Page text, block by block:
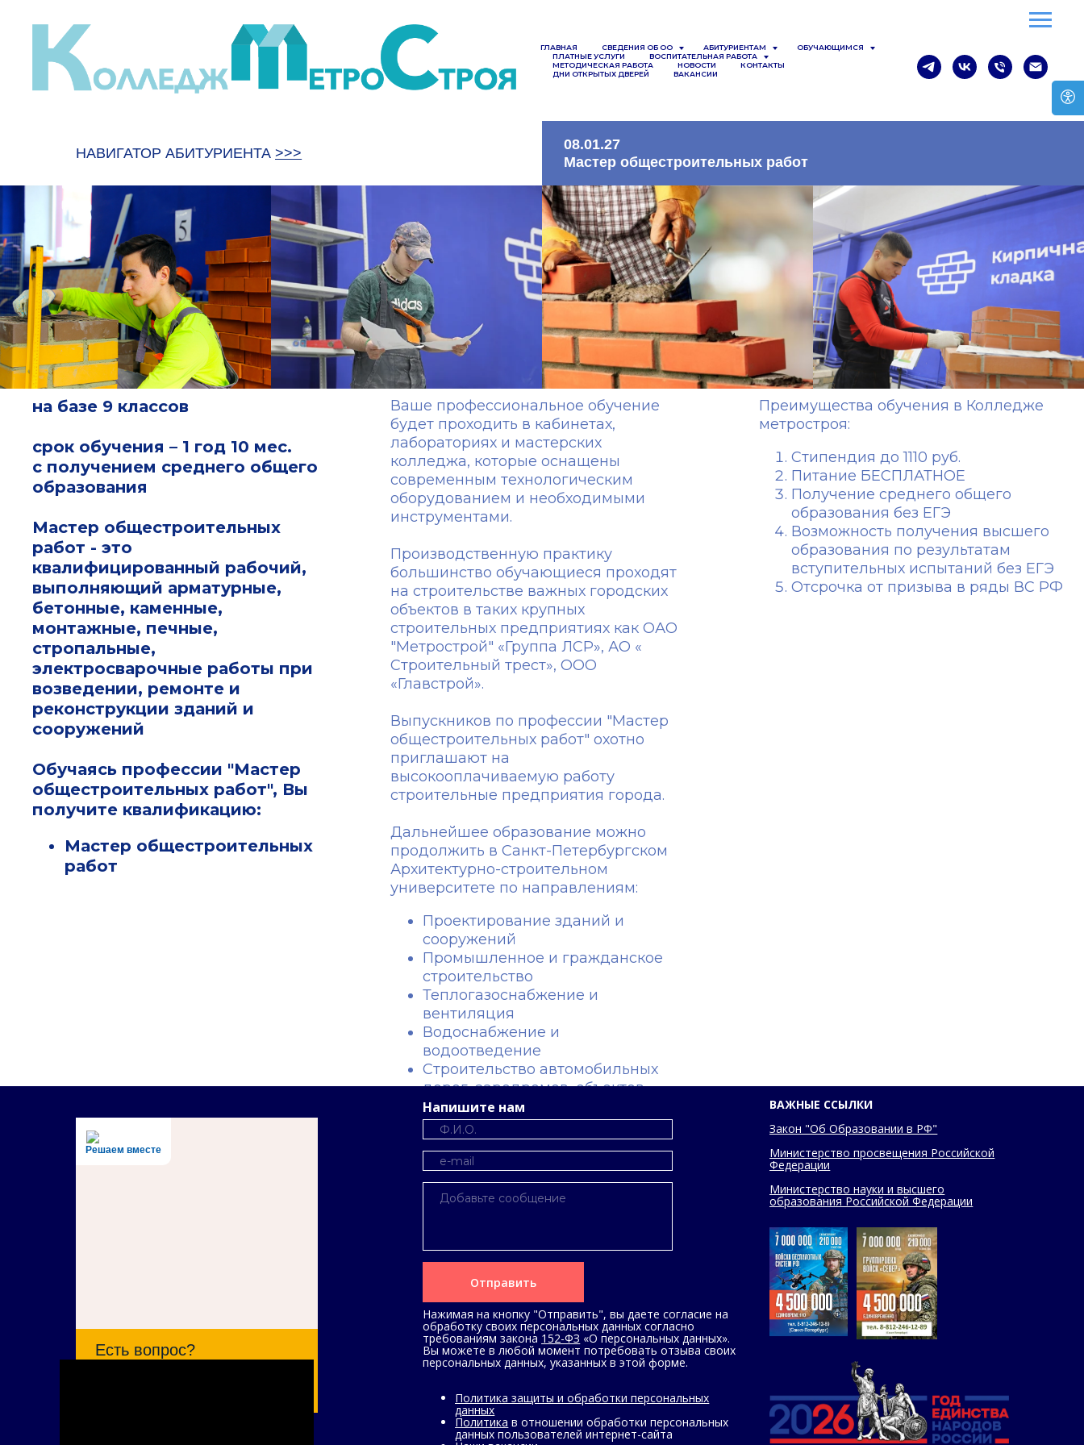
ГЛАВНАЯ СВЕДЕНИЯ ОБ ОО АБИТУРИЕНТАМ
ОБУЧАЮЩИМСЯ
ПЛАТНЫЕ УСЛУГИ
ВОСПИТАТЕЛЬНАЯ РАБОТА
МЕТОДИЧЕСКАЯ РАБОТА
НОВОСТИ
КОНТАКТЫ
ДНИ ОТКРЫТЫХ ДВЕРЕЙ
ВАКАНСИИ
08.01.27
Мастер общестроительных работ
НАВИГАТОР АБИТУРИЕНТА>>>
Преимущества обучения в Колледже
метростроя:
Стипендия до 1110 руб.
Питание БЕСПЛАТНОЕ
Получение среднего общего
образования без ЕГЭ
Возможность получения высшего
образования по результатам
вступительных испытаний без ЕГЭ
Отсрочка от призыва в ряды ВС РФ
на базе 9 классов
срок обучения – 1 год 10 мес.
с получением среднего общего
образования
Мастер общестроительных
работ - это
квалифицированный рабочий,
выполняющий арматурные,
бетонные, каменные,
монтажные, печные,
стропальные,
электросварочные работы при
возведении, ремонте и
реконструкции зданий и
сооружений
Обучаясь профессии "Мастер
общестроительных работ", Вы
получите квалификацию:
Мастер общестроительных
работ
Ваше профессиональное обучение
будет проходить в кабинетах,
лабораториях и мастерских
колледжа, которые оснащены
современным технологическим
оборудованием и необходимыми
инструментами.
Производственную практику
большинство обучающиеся проходят
на строительстве важных городских
объектов в таких крупных
строительных предприятиях как ОАО
"Метрострой" «Группа ЛСР», АО «
Строительный трест», ООО
«Главстрой».
Выпускников по профессии "Мастер
общестроительных работ" охотно
приглашают на
высокооплачиваемую работу
строительные предприятия города.
Дальнейшее образование можно
продолжить в Санкт-Петербургском
Архитектурно-строительном
университете по направлениям:
Проектирование зданий и
сооружений
Промышленное и гражданское
строительство
Теплогазоснабжение и
вентиляция
Водоснабжение и
водоотведение
Строительство автомобильных
дорог, аэродромов, объектов
транспортной инфраструктуры.
ВАЖНЫЕ ССЫЛКИ
Закон "Об Образовании в РФ"
Министерство просвещения Российской
Федерации
Министерство науки и высшего
образования Российской Федерации
Нажимая на кнопку "Отправить", вы даете согласие на
обработку своих персональных данных согласно
требованиям закона 152-ФЗ «О персональных данных».
Вы можете в любой момент потребовать отзыва своих
персональных данных, указанных в этой форме.
Политика защиты и обработки персональных
данных
Политика в отношении обработки персональных
данных пользователей интернет-сайта
Напишите нам
Отправить
Решаем вместе
Есть вопрос?